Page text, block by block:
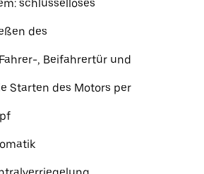
schlüsselloses
des
, Beifahrertür und
Starten des Motors per